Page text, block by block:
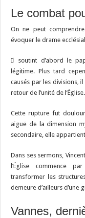
Le combat
On ne peut
évoquer le drame
Il soutint d’abord le
légitime. Plus tard
causés par les divisions,
retour de l’unité de l’Église.
Cette rupture fut
aiguë de la dimension
secondaire, elle
Dans ses sermons,
l’Église commence
transformer les
demeure d’ailleurs d’une
Vannes,